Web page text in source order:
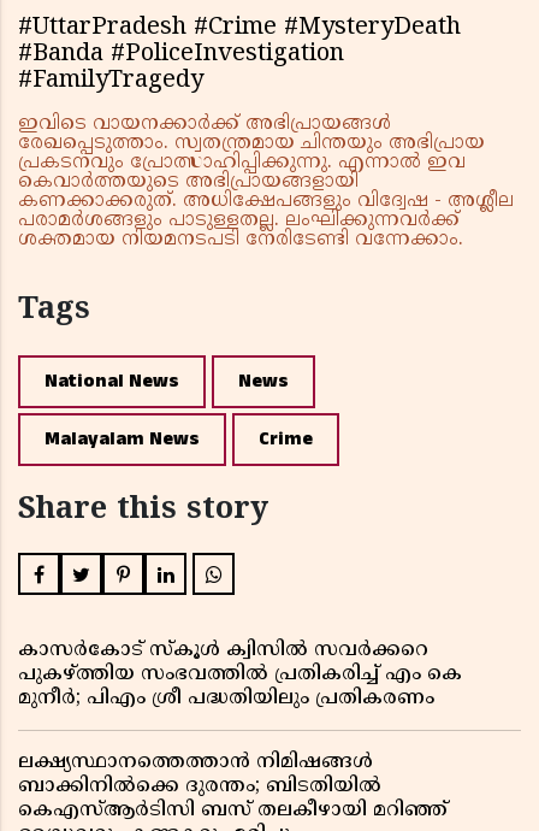
#UttarPradesh #Crime #MysteryDeath
#Banda #PoliceInvestigation
#FamilyTragedy
ഇവിടെ വായനക്കാർക്ക് അഭിപ്രായങ്ങൾ
രേഖപ്പെടുത്താം. സ്വതന്ത്രമായ ചിന്തയും അഭിപ്രായ
പ്രകടനവും പ്രോത്സാഹിപ്പിക്കുന്നു. എന്നാൽ ഇവ
കെവാർത്തയുടെ അഭിപ്രായങ്ങളായി
കണക്കാക്കരുത്. അധിക്ഷേപങ്ങളും വിദ്വേഷ - അശ്ലീല
പരാമർശങ്ങളും പാടുള്ളതല്ല. ലംഘിക്കുന്നവർക്ക്
ശക്തമായ നിയമനടപടി നേരിടേണ്ടി വന്നേക്കാം.
Tags
National News News
Malayalam News Crime
Share this story
കാസർകോട് സ്കൂൾ ക്വിസിൽ സവർക്കറെ
പുകഴ്ത്തിയ സംഭവത്തിൽ പ്രതികരിച്ച് എം കെ
മുനീർ; പിഎം ശ്രീ പദ്ധതിയിലും പ്രതികരണം
ലക്ഷ്യസ്ഥാനത്തെത്താൻ നിമിഷങ്ങൾ
ബാക്കിനിൽക്കെ ദുരന്തം; ബിടതിയിൽ
കെഎസ്ആർടിസി ബസ് തലകീഴായി മറിഞ്ഞ്